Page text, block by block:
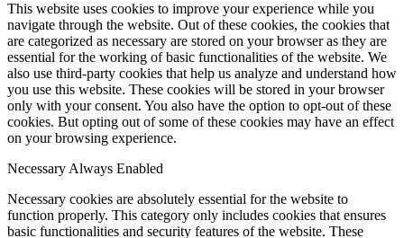
This website uses cookies to improve your experience while you
navigate through the website. Out of these cookies, the cookies that
are categorized as necessary are stored on your browser as they are
essential for the working of basic functionalities of the website. We
also use third-party cookies that help us analyze and understand how
you use this website. These cookies will be stored in your browser
only with your consent. You also have the option to opt-out of these
cookies. But opting out of some of these cookies may have an effect
on your browsing experience.
Necessary Always Enabled
Necessary cookies are absolutely essential for the website to
function properly. This category only includes cookies that ensures
basic functionalities and security features of the website. These